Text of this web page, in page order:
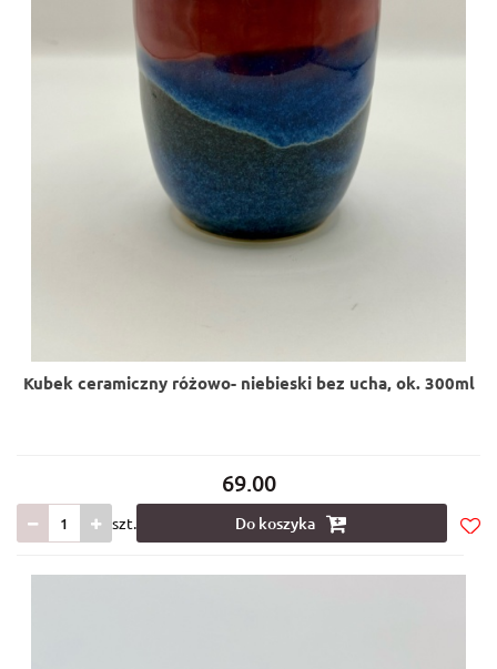
Kubek ceramiczny różowo- niebieski bez ucha, ok. 300ml
69.00
szt.
Do koszyka